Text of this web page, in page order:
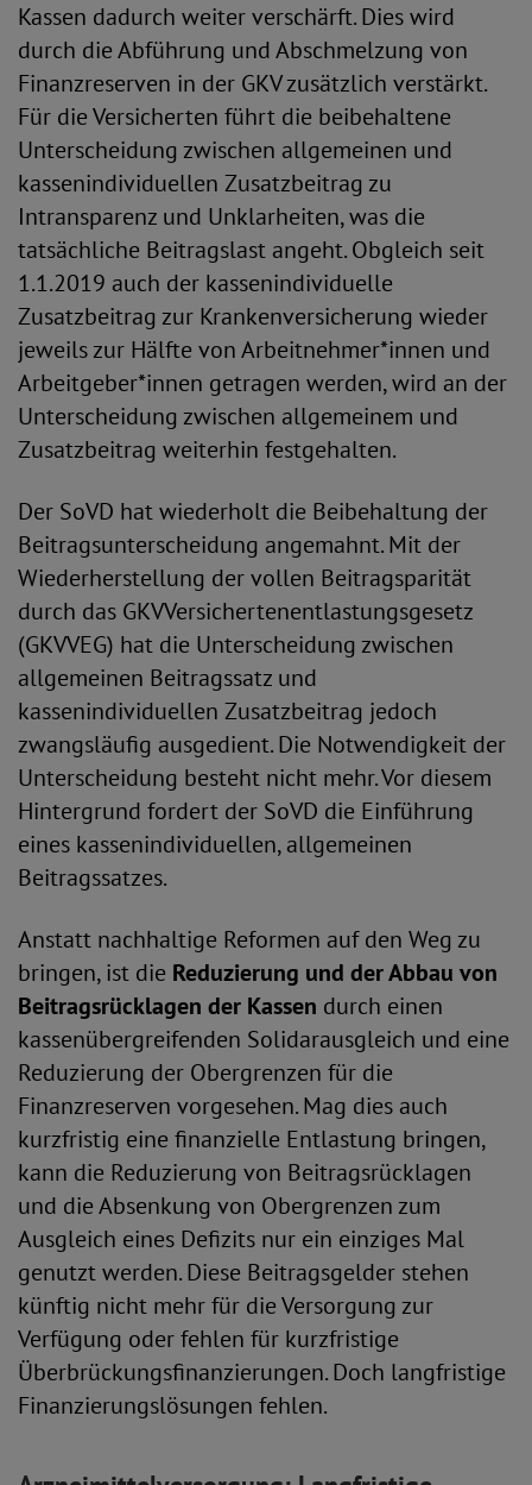
Kassen dadurch weiter verschärft. Dies wird
durch die Abführung und Abschmelzung von
Finanzreserven in der GKV zusätzlich verstärkt.
Für die Versicherten führt die beibehaltene
Unterscheidung zwischen allgemeinen und
kassenindividuellen Zusatzbeitrag zu
Intransparenz und Unklarheiten, was die
tatsächliche Beitragslast angeht. Obgleich seit
1.1.2019 auch der kassenindividuelle
Zusatzbeitrag zur Krankenversicherung wieder
jeweils zur Hälfte von Arbeitnehmer*innen und
Arbeitgeber*innen getragen werden, wird an der
Unterscheidung zwischen allgemeinem und
Zusatzbeitrag weiterhin festgehalten.
Der SoVD hat wiederholt die Beibehaltung der
Beitragsunterscheidung angemahnt. Mit der
Wiederherstellung der vollen Beitragsparität
durch das GKVVersichertenentlastungsgesetz
(GKVVEG) hat die Unterscheidung zwischen
allgemeinen Beitragssatz und
kassenindividuellen Zusatzbeitrag jedoch
zwangsläufig ausgedient. Die Notwendigkeit der
Unterscheidung besteht nicht mehr. Vor diesem
Hintergrund fordert der SoVD die Einführung
eines kassenindividuellen, allgemeinen
Beitragssatzes.
Anstatt nachhaltige Reformen auf den Weg zu
bringen, ist die Reduzierung und der Abbau von
Beitragsrücklagen der Kassen durch einen
kassenübergreifenden Solidarausgleich und eine
Reduzierung der Obergrenzen für die
Finanzreserven vorgesehen. Mag dies auch
kurzfristig eine finanzielle Entlastung bringen,
kann die Reduzierung von Beitragsrücklagen
und die Absenkung von Obergrenzen zum
Ausgleich eines Defizits nur ein einziges Mal
genutzt werden. Diese Beitragsgelder stehen
künftig nicht mehr für die Versorgung zur
Verfügung oder fehlen für kurzfristige
Überbrückungsfinanzierungen. Doch langfristige
Finanzierungslösungen fehlen.